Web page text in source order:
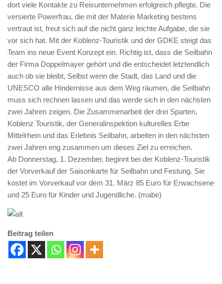
dort viele Kontakte zu Reisunternehmen erfolgreich pflegte. Die
versierte Powerfrau, die mit der Materie Marketing bestens
vertraut ist, freut sich auf die nicht ganz leichte Aufgabe, die sie
vor sich hat. Mit der Koblenz-Touristik und der GDKE steigt das
Team ins neue Event Konzept ein. Richtig ist, dass die Seilbahn
der Firma Doppelmayer gehört und die entscheidet letztendlich
auch ob sie bleibt, Selbst wenn die Stadt, das Land und die
UNESCO alle Hindernisse aus dem Weg räumen, die Seilbahn
muss sich rechnen lassen und das werde sich in den nächsten
zwei Jahren zeigen. Die Zusammenarbeit der drei Sparten,
Koblenz Touristik, der Generalinspektion kulturelles Erbe
Mittelrhein und das Erlebnis Seilbahn, arbeiten in den nächsten
zwei Jahren eng zusammen um dieses Ziel zu erreichen.
Ab Donnerstag, 1. Dezember, beginnt bei der Koblenz-Touristik
der Vorverkauf der Saisonkarte für Seilbahn und Festung. Sie
kostet im Vorverkauf vor dem 31. März 85 Euro für Erwachsene
und 25 Euro für Kinder und Jugendliche. (mabe)
Beitrag teilen